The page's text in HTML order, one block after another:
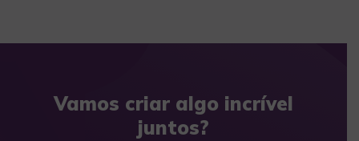
Vamos criar algo incrível
juntos?